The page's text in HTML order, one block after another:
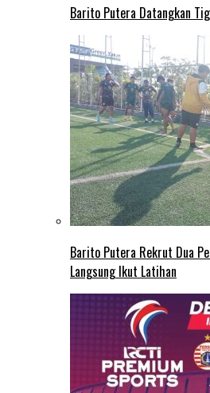
Barito Putera Datangkan
Barito Putera Rekrut Dua
Langsung Ikut Latihan